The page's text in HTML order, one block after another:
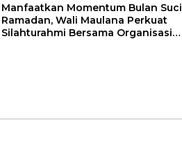
Manfaatkan Momentum Bulan Suci
Ramadan, Wali Maulana Perkuat
Silahturahmi Bersama Organisasi